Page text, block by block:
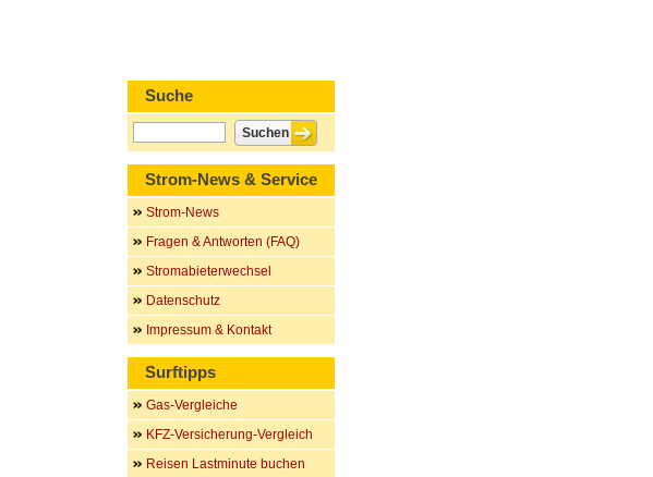
Suche
Strom-News & Service
Strom-News
Fragen & Antworten (FAQ)
Stromabieterwechsel
Datenschutz
Impressum & Kontakt
Surftipps
Gas-Vergleiche
KFZ-Versicherung-Vergleich
Reisen Lastminute buchen